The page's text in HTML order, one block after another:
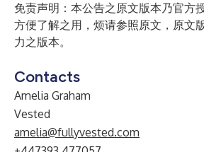
免责声明：本公告之原文版本乃官方
方便了解之用，烦请参照原文，原文
力之版本。
Contacts
Amelia Graham
Vested
amelia@fullyvested.com